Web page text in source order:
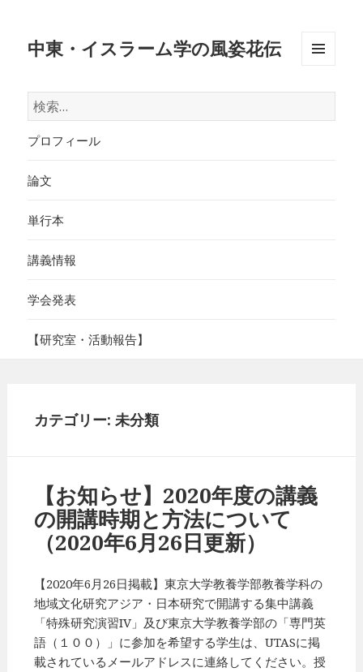
中東・イスラーム学の風姿花伝
検
索:
プロフィール
論文
単行本
講義情報
学会発表
【研究室・活動報告】
カテゴリー: 未分類
【お知らせ】2020年度の講義
の開講時期と方法について
（2020年6月26日更新）
【2020年6月26日掲載】東京大学教養学部教養学科の
地域文化研究アジア・日本研究で開講する集中講義
「特殊研究演習IV」及び東京大学教養学部の「専門英
語（１００）」に参加を希望する学生は、UTASに掲
載されているメールアドレスに連絡してください。授